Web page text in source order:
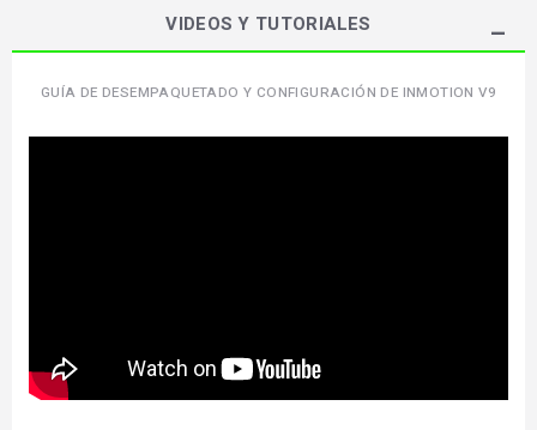
VIDEOS Y TUTORIALES
GUÍA DE DESEMPAQUETADO Y CONFIGURACIÓN DE INMOTION V9